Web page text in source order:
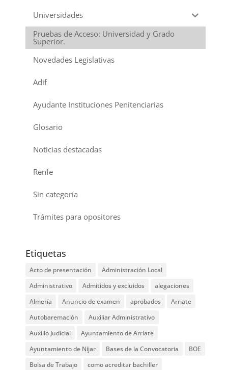
Universidades
Pruebas de Acceso: Universidad y Grado
Superior.
Novedades Legislativas
Adif
Ayudante Instituciones Penitenciarias
Glosario
Noticias destacadas
Renfe
Sin categoría
Trámites para opositores
Etiquetas
Acto de presentación
Administración Local
Administrativo
Admitidos y excluidos
alegaciones
Almería
Anuncio de examen aprobados
Arriate
Autobaremación
Auxiliar Administrativo
Auxilio Judicial
Ayuntamiento de Arriate
Ayuntamiento de Níjar
Bases de la Convocatoria
BOE
Bolsa de Trabajo
como acreditar bachiller